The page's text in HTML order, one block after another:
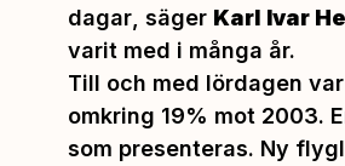
dagar , säger Karl Ivar
varit med i många år.
Till och med lördagen
omkring 19% mot 2003.
som presenteras. Ny